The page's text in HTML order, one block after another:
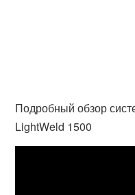
Подробный обзор
LightWeld 1500